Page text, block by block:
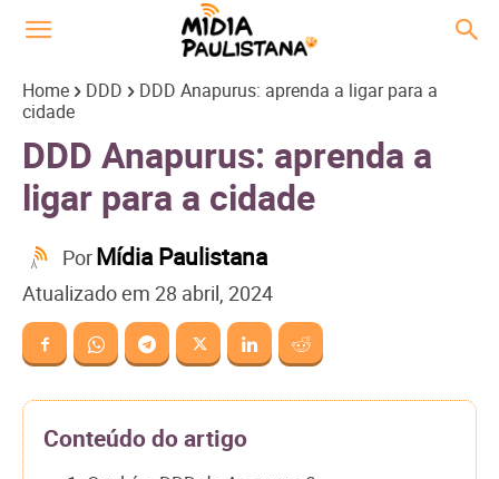
Home DDD
DDD Anapurus: aprenda a ligar para a
cidade
DDD Anapurus: aprenda a
ligar para a cidade
PorMídia Paulistana
Atualizado em 28 abril, 2024
Conteúdo do artigo